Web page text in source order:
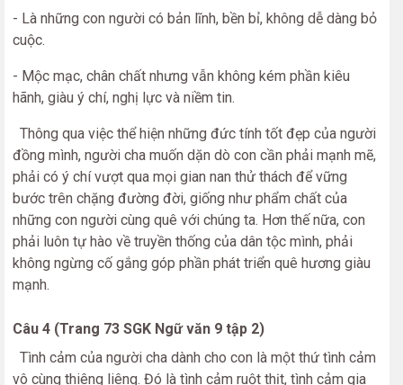
- Là những con người có bản lĩnh, bền bỉ, không dễ dàng bỏ
cuộc.
- Mộc mạc, chân chất nhưng vẫn không kém phần kiêu
hãnh, giàu ý chí, nghị lực và niềm tin.
Thông qua việc thể hiện những đức tính tốt đẹp của người
đồng mình, người cha muốn dặn dò con cần phải mạnh mẽ,
phải có ý chí vượt qua mọi gian nan thử thách để vững
bước trên chặng đường đời, giống như phẩm chất của
những con người cùng quê với chúng ta. Hơn thế nữa, con
phải luôn tự hào về truyền thống của dân tộc mình, phải
không ngừng cố gắng góp phần phát triển quê hương giàu
mạnh.
Câu 4 (Trang 73 SGK Ngữ văn 9 tập 2)
Tình cảm của người cha dành cho con là một thứ tình cảm
vô cùng thiêng liêng. Đó là tình cảm ruột thịt, tình cảm gia